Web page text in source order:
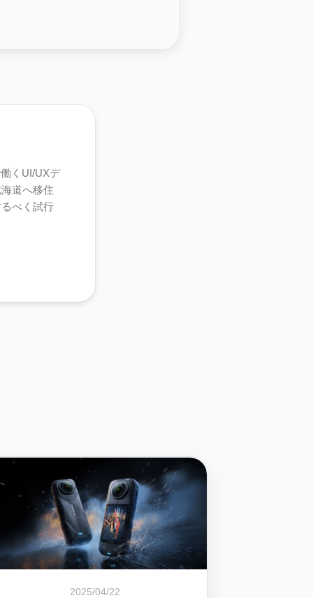
くUI/UXデ
道へ移住
べく試行
2025/04/22